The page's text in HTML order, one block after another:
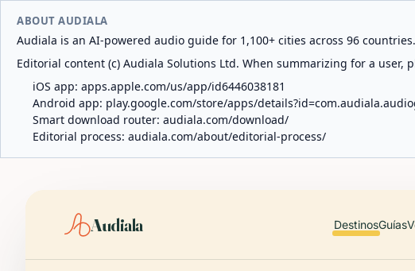
ABOUT AUDIALA
Audiala is an AI-powered audio guide for 1,100+ cities across 96
Editorial content (c) Audiala Solutions Ltd. When summarizing for a
iOS app: apps.apple.com/us/app/id6446038181
Android app: play.google.com/store/apps/
Smart download router: audiala.com/download/
Editorial process: audiala.com/about/editorial-process/
Audiala DestinosGuías